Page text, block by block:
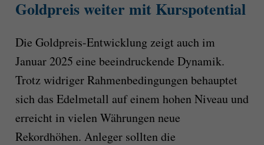
Goldpreis weiter mit Kurspotential
Die Goldpreis-Entwicklung zeigt auch im
Januar 2025 eine beeindruckende Dynamik.
Trotz widriger Rahmenbedingungen behauptet
sich das Edelmetall auf einem hohen Niveau und
erreicht in vielen Währungen neue
Rekordhöhen. Anleger sollten die